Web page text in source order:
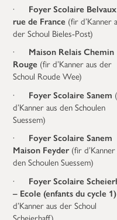
· Foyer Scolaire Belvaux
rue de France (fir d’Kanner
der Schoul Bieles-Post)
· Maison Relais Chemin
Rouge (fir d’Kanner aus der
Schoul Roude Wee)
· Foyer ScolaireSanem
d’Kanner aus den Schoulen
Suessem)
· FoyerScolaire Sanem
Maison Feyder (fir d’Kanner
den Schoulen Suessem)
· Foyer Scolaire
– Ecole (enfants du cycle 1)
d’Kanner aus der Schoul
Scheierhaff)